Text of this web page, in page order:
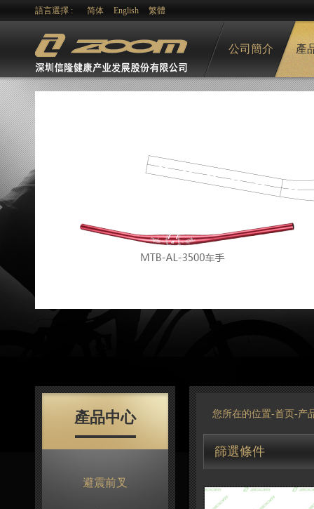
語言選擇 : 简体 English 繁體
公司簡介 產
產品中心
避震前叉
您所在的位置-首页 -产
篩選條件